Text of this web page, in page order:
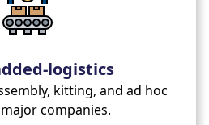
logistics
kitting, and ad hoc
companies.